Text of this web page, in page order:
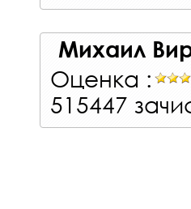
Михаил
Оценка :
515447